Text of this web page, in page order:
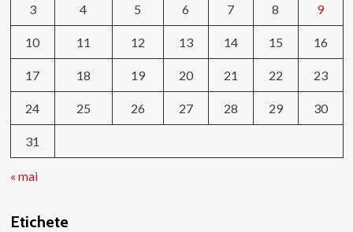
3 4 5 6 7 8 9
10 11 12 13 14 15 16
17 18 19 20 21 22 23
24 25 26 27 28 29 30
31
« mai
Etichete